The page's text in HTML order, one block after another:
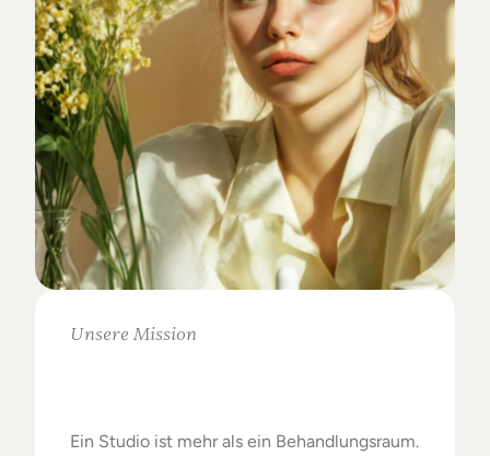
Unsere Mission
Ein Studio ist mehr als ein Behandlungsraum.